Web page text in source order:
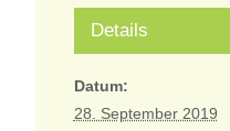
Details
Datum:
28. September 2019